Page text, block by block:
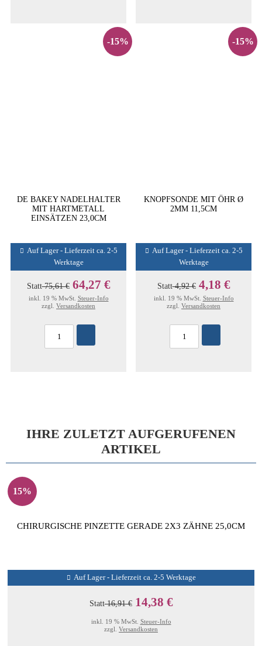
-15%
DE BAKEY NADELHALTER
MIT HARTMETALL
EINSÄTZEN 23,0CM
Auf Lager - Lieferzeit ca. 2-5
Werktage
Statt75,61 € 64,27 €
inkl. 19 % MwSt. Steuer-Info
zzgl. Versandkosten
-15%
KNOPFSONDE MIT ÖHR Ø
2MM 11,5CM
Auf Lager - Lieferzeit ca. 2-5
Werktage
Statt4,92 € 4,18 €
inkl. 19 % MwSt. Steuer-Info
zzgl. Versandkosten
IHRE ZULETZT AUFGERUFENEN
ARTIKEL
15%
CHIRURGISCHE PINZETTE GERADE 2X3 ZÄHNE 25,0CM
Auf Lager - Lieferzeit ca. 2-5 Werktage
Statt16,91 € 14,38 €
inkl. 19 % MwSt. Steuer-Info
zzgl. Versandkosten